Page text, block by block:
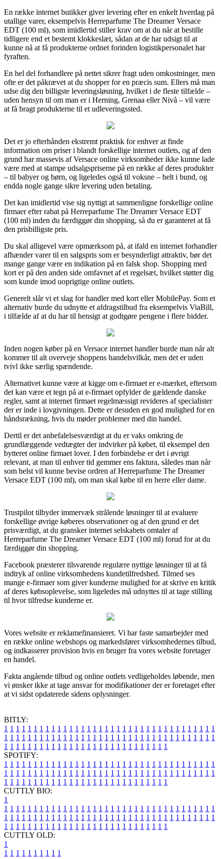
En række internet butikker giver levering efter en enkelt hverdag på
utallige varer, eksempelvis Herreparfume The Dreamer Versace
EDT (100 ml), som imidlertid stiller krav om at du når at bestille
tidligere end et bestemt klokkeslæt, sådan at de har udsigt til at
kunne nå at få produkterne ordnet forinden logistikpersonalet har
fyraften.
En hel del forhandlere på nettet sikrer fragt uden omkostninger, men
ofte er det påkrævet at du shopper for en præcis sum. Ellers må man
udse dig den billigste leveringsløsning, hvilket i de fleste tilfælde –
uden hensyn til om man er i Herning, Grenaa eller Nivå – vil være
at få bragt produkterne til et udleveringssted.
Det er jo efterhånden ekstremt praktisk for enhver at finde
information om priser i blandt forskellige internet outlets, og af den
grund har massevis af Versace online virksomheder ikke kunne lade
være med at stampe udsalgspriserne på en række af deres produkter
– til babyer og børn, og ligeledes også til voksne – helt i bund, og
endda nogle gange sikre levering uden betaling.
Det kan imidlertid vise sig nyttigt at sammenligne forskellige online
firmaer efter rabat på Herreparfume The Dreamer Versace EDT
(100 ml) inden du færdiggør din shopping, så du er garanteret at få
den prisbilligste pris.
Du skal alligevel være opmærksom på, at ifald en internet forhandler
afhænder varer til en salgspris som er besynderligt attraktiv, bør det
mange gange være en indikation på en falsk shop. Shopping med
kort er på den anden side omfavnet af et regelsæt, hvilket støtter dig
som kunde imod uoprigtige online outlets.
Generelt slår vi et slag for handler med kort eller MobilePay. Som et
alternativ burde du udnytte et afdragstilbud fra eksempelvis ViaBill,
i tilfælde af at du har til hensigt at godtgøre pengene i flere bidder.
Inden nogen køber på en Versace internet handler burde man når alt
kommer til alt overveje shoppens handelsvilkår, men det er uden
tvivl ikke særlig spændende.
Alternativet kunne være at kigge om e-firmaet er e-mærket, eftersom
det kan være et tegn på at e-firmaet opfylder de gældende danske
regler, samt at internet firmaet regelmæssigt revideres af specialister
der er inde i lovgivningen. Dette er desuden en god mulighed for en
håndsrækning, hvis du møder problemer med din handel.
Dertil er det anbefalelsesværdigt at du er vaks omkring de
grundlæggende vedtægter der indvirker på købet, til eksempel den
bytteret online firmaet lover. I den forbindelse er det i øvrigt
relevant, at man til enhver tid gemmer ens faktura, således man når
som helst vil kunne bevise ordren af Herreparfume The Dreamer
Versace EDT (100 ml), om man skal købe til en herre eller dame.
Trustpilot tilbyder immervæk strålende løsninger til at evaluere
forskellige øvrige køberes observationer og af den grund er det
prisværdigt, at du gransker internet selskabets omtaler af
Herreparfume The Dreamer Versace EDT (100 ml) forud for at du
færdiggør din shopping.
Facebook præsterer tilsvarende regulære nyttige løsninger til at få
indtryk af online virksomhedens kundetilfredshed. Tilmed ses
mange e-firmaer som giver kunderne mulighed for at skrive en kritik
af deres købsoplevelse, som ligeledes må udnyttes til at tage stilling
til hvor tilfredse kunderne er.
Vores website er reklamefinansieret. Vi har faste samarbejder med
en række online webshops og markedsfører virksomhedernes tilbud,
og indkasserer provision hvis en bruger fra vores website foretager
en handel.
Fakta angående tilbud og online outlets vedligeholdes løbende, men
vi ønsker ikke at tage ansvar for modifikationer der er foretaget efter
at vi sidst opdaterede sidens oplysninger.
BITLY:
1 1 1 1 1 1 1 1 1 1 1 1 1 1 1 1 1 1 1 1 1 1 1 1 1 1 1 1 1 1 1 1 1 1 1 1
1 1 1 1 1 1 1 1 1 1 1 1 1 1 1 1 1 1 1 1 1 1 1 1 1 1 1 1 1 1 1 1 1 1 1 1
1 1 1 1 1 1 1 1 1 1 1 1 1 1 1 1 1 1 1 1 1 1 1 1 1 1 1 1
SPOTIFY:
1 1 1 1 1 1 1 1 1 1 1 1 1 1 1 1 1 1 1 1 1 1 1 1 1 1 1 1 1 1 1 1 1 1 1 1
1 1 1 1 1 1 1 1 1 1 1 1 1 1 1 1 1 1 1 1 1 1 1 1 1 1 1 1 1 1 1 1 1 1 1 1
1 1 1 1 1 1 1 1 1 1 1 1 1 1 1 1 1 1 1 1 1 1 1 1 1 1 1 1
CUTTLY BIO:
1
1 1 1 1 1 1 1 1 1 1 1 1 1 1 1 1 1 1 1 1 1 1 1 1 1 1 1 1 1 1 1 1 1 1 1 1
1 1 1 1 1 1 1 1 1 1 1 1 1 1 1 1 1 1 1 1 1 1 1 1 1 1 1 1 1 1 1 1 1 1 1 1
1 1 1 1 1 1 1 1 1 1 1 1 1 1 1 1 1 1 1 1 1 1 1 1 1 1 1 1
CUTTLY OLD:
1
1 1 1 1 1 1 1 1 1 1